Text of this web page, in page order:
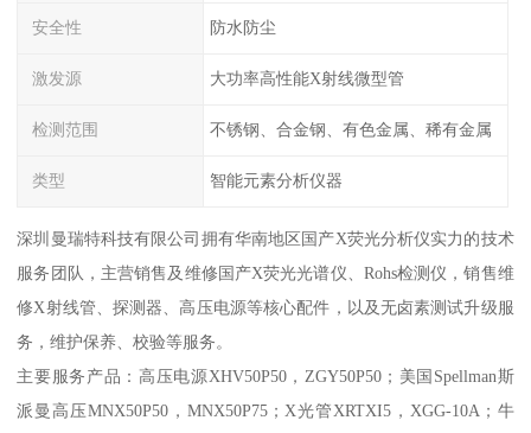
安全性 防水防尘
激发源 大功率高性能X射线微型管
检测范围 不锈钢、合金钢、有色金属、稀有金属
类型 智能元素分析仪器
深圳曼瑞特科技有限公司拥有华南地区国产X荧光分析仪实力的技术
服务团队，主营销售及维修国产X荧光光谱仪、Rohs检测仪，销售维
修X射线管、探测器、高压电源等核心配件，以及无卤素测试升级服
务，维护保养、校验等服务。
主要服务产品：高压电源XHV50P50，ZGY50P50；美国Spellman斯
派曼高压MNX50P50，MNX50P75；X光管XRTXI5，XGG-10A；牛